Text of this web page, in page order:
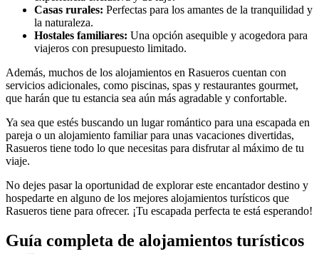
Casas rurales: Perfectas para los amantes de la tranquilidad y
la naturaleza.
Hostales familiares: Una opción asequible y acogedora para
viajeros con presupuesto limitado.
Además, muchos de los alojamientos en Rasueros cuentan con
servicios adicionales, como piscinas, spas y restaurantes gourmet,
que harán que tu estancia sea aún más agradable y confortable.
Ya sea que estés buscando un lugar romántico para una escapada en
pareja o un alojamiento familiar para unas vacaciones divertidas,
Rasueros tiene todo lo que necesitas para disfrutar al máximo de tu
viaje.
No dejes pasar la oportunidad de explorar este encantador destino y
hospedarte en alguno de los mejores alojamientos turísticos que
Rasueros tiene para ofrecer. ¡Tu escapada perfecta te está esperando!
Guía completa de alojamientos turísticos